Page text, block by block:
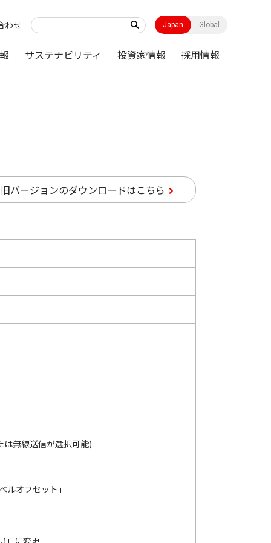
わせ Japan Global
サステナビリティ 投資家情報 採用情報
旧バージョンのダウンロードはこちら
無線送信が選択可能)
オフセット」
)」に変更